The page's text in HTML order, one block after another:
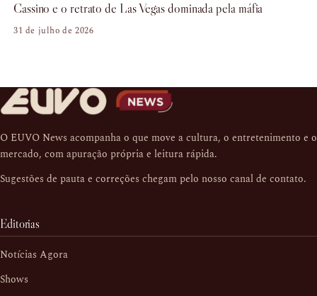
Cassino e o retrato de Las Vegas dominada pela máfia
31 de julho de 2026
O EUVO News acompanha o que move a cultura, o entretenimento e o
mercado, com apuração própria e leitura rápida.
Sugestões de pauta e correções chegam pelo nosso canal de contato.
Editorias
Notícias Agora
Shows